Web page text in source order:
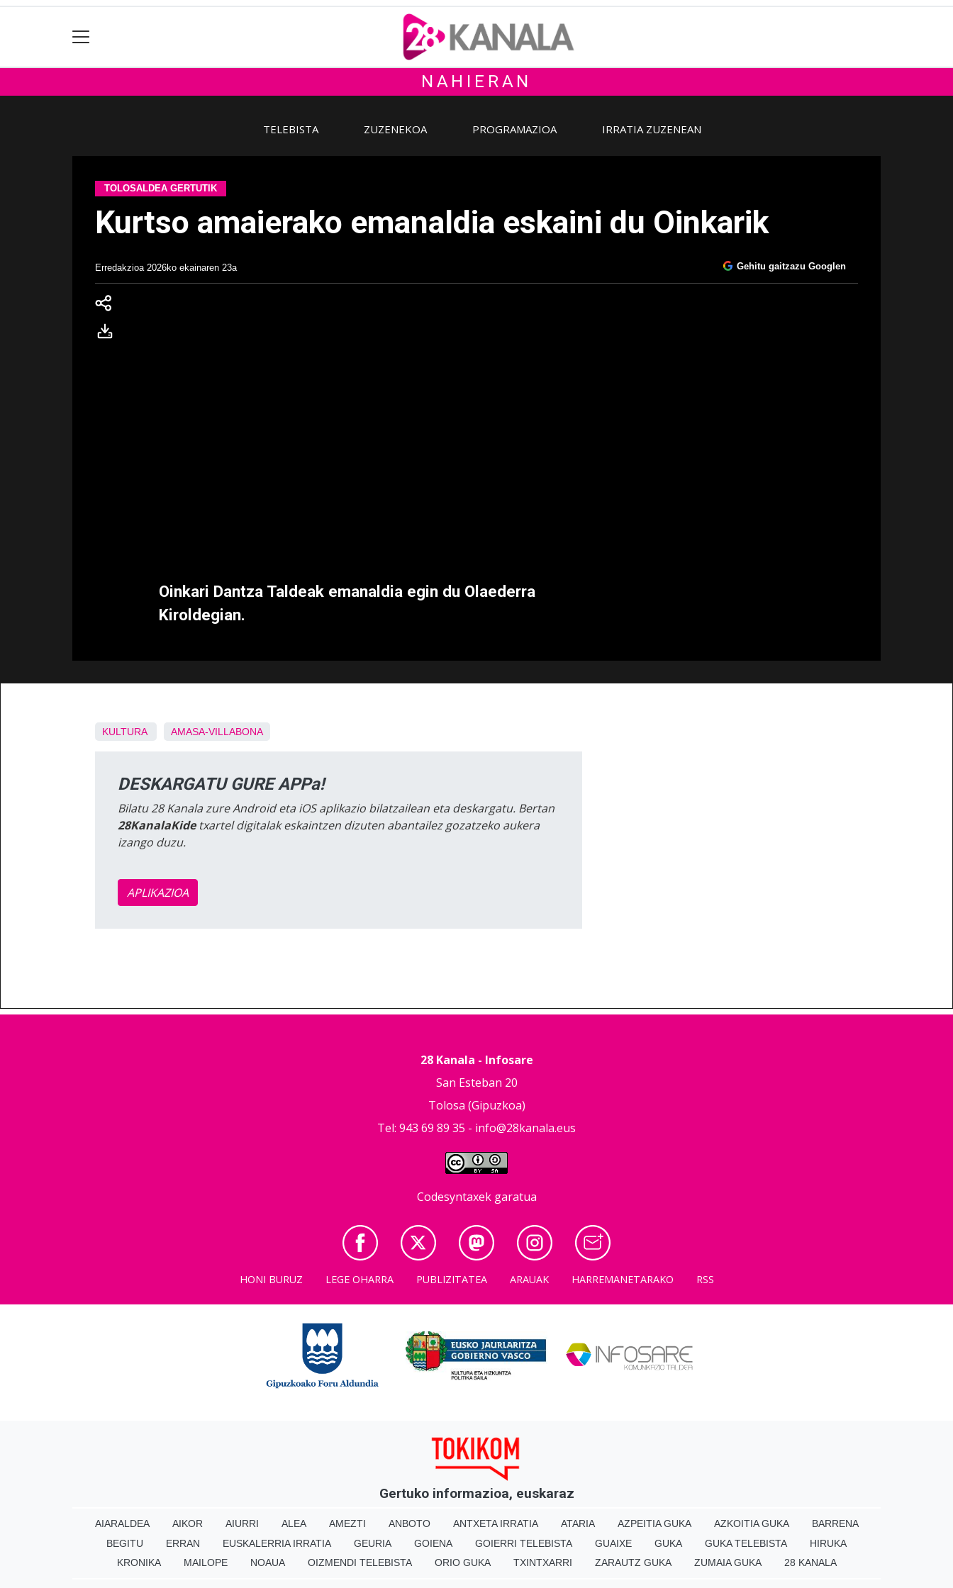
NAHIERAN
TELEBISTA ZUZENEKOA PROGRAMAZIOA IRRATIA ZUZENEAN
TOLOSALDEA GERTUTIK
Kurtso amaierako emanaldia eskaini du Oinkarik
Erredakzioa 2026ko ekainaren 23a Gehitu gaitzazu Googlen
Oinkari Dantza Taldeak emanaldia egin du Olaederra
Kiroldegian.
KULTURA AMASA-VILLABONA
DESKARGATU GURE APPa!
Bilatu 28 Kanala zure Android eta iOS aplikazio bilatzailean eta deskargatu. Bertan
28KanalaKidetxartel digitalak eskaintzen dizuten abantailez gozatzeko aukera
izango duzu.
APLIKAZIOA
28 Kanala - Infosare
San Esteban 20
Tolosa (Gipuzkoa)
Tel: 943 69 89 35 - info@28kanala.eus
Codesyntaxek garatua
HONI BURUZ LEGE OHARRA PUBLIZITATEA ARAUAK HARREMANETARAKO RSS
Gertuko informazioa, euskaraz
AIARALDEA AIKOR AIURRI ALEA AMEZTI ANBOTO ANTXETA IRRATIA ATARIA AZPEITIA GUKA AZKOITIA GUKA
BARRENA
BEGITU
ERRAN EUSKALERRIA IRRATIA GEURIA GOIENA GOIERRI TELEBISTA GUAIXE GUKA GUKA TELEBISTA
HIRUKA
KRONIKA
MAILOPE NOAUA OIZMENDI TELEBISTA ORIO GUKA TXINTXARRI ZARAUTZ GUKA ZUMAIA GUKA 28 KANALA